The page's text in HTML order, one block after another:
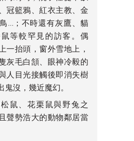
冠籃鴉、紅衣主教、金
…；不時還有灰鷹、貓
等較罕見的訪客。偶
一抬頭，窗外雪地上，
灰毛白頷、眼神冷毅的
人目光接觸後即消失樹
沒，幾近魔幻。
、花栗鼠與野兔之
聲勢浩大的動物鄰居當